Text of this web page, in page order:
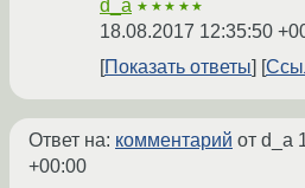
d_a ★★★★★
18.08.2017 12:35:50
Показать ответы
Ответ на: комментарий от d_a
+00:00